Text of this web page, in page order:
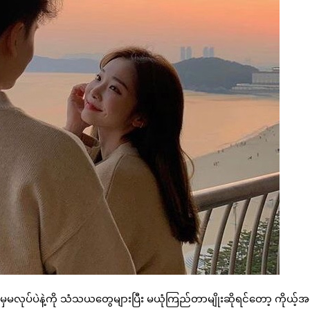
လုပ်ပဲနဲ့ကို သံသယတွေများပြီး မယုံကြည်တာမျိုးဆိုရင်တော့ ကိုယ့်